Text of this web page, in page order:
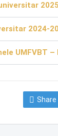
2024-
UMFVBT –
Share